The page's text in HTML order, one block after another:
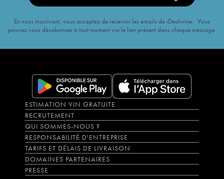
En vous inscrivant, vous acceptez de recevoir les emails de iDealwine. Vous
pouvez vous désabonner à tout moment via le lien présent dans chaque message.
ESTIMATION VIN GRATUITE
RECRUTEMENT
QUI SOMMES-NOUS ?
RESPONSABILITÉ D'ENTREPRISE
TARIFS ET DÉLAIS DE LIVRAISON
DOMAINES PARTENAIRES
PRESSE